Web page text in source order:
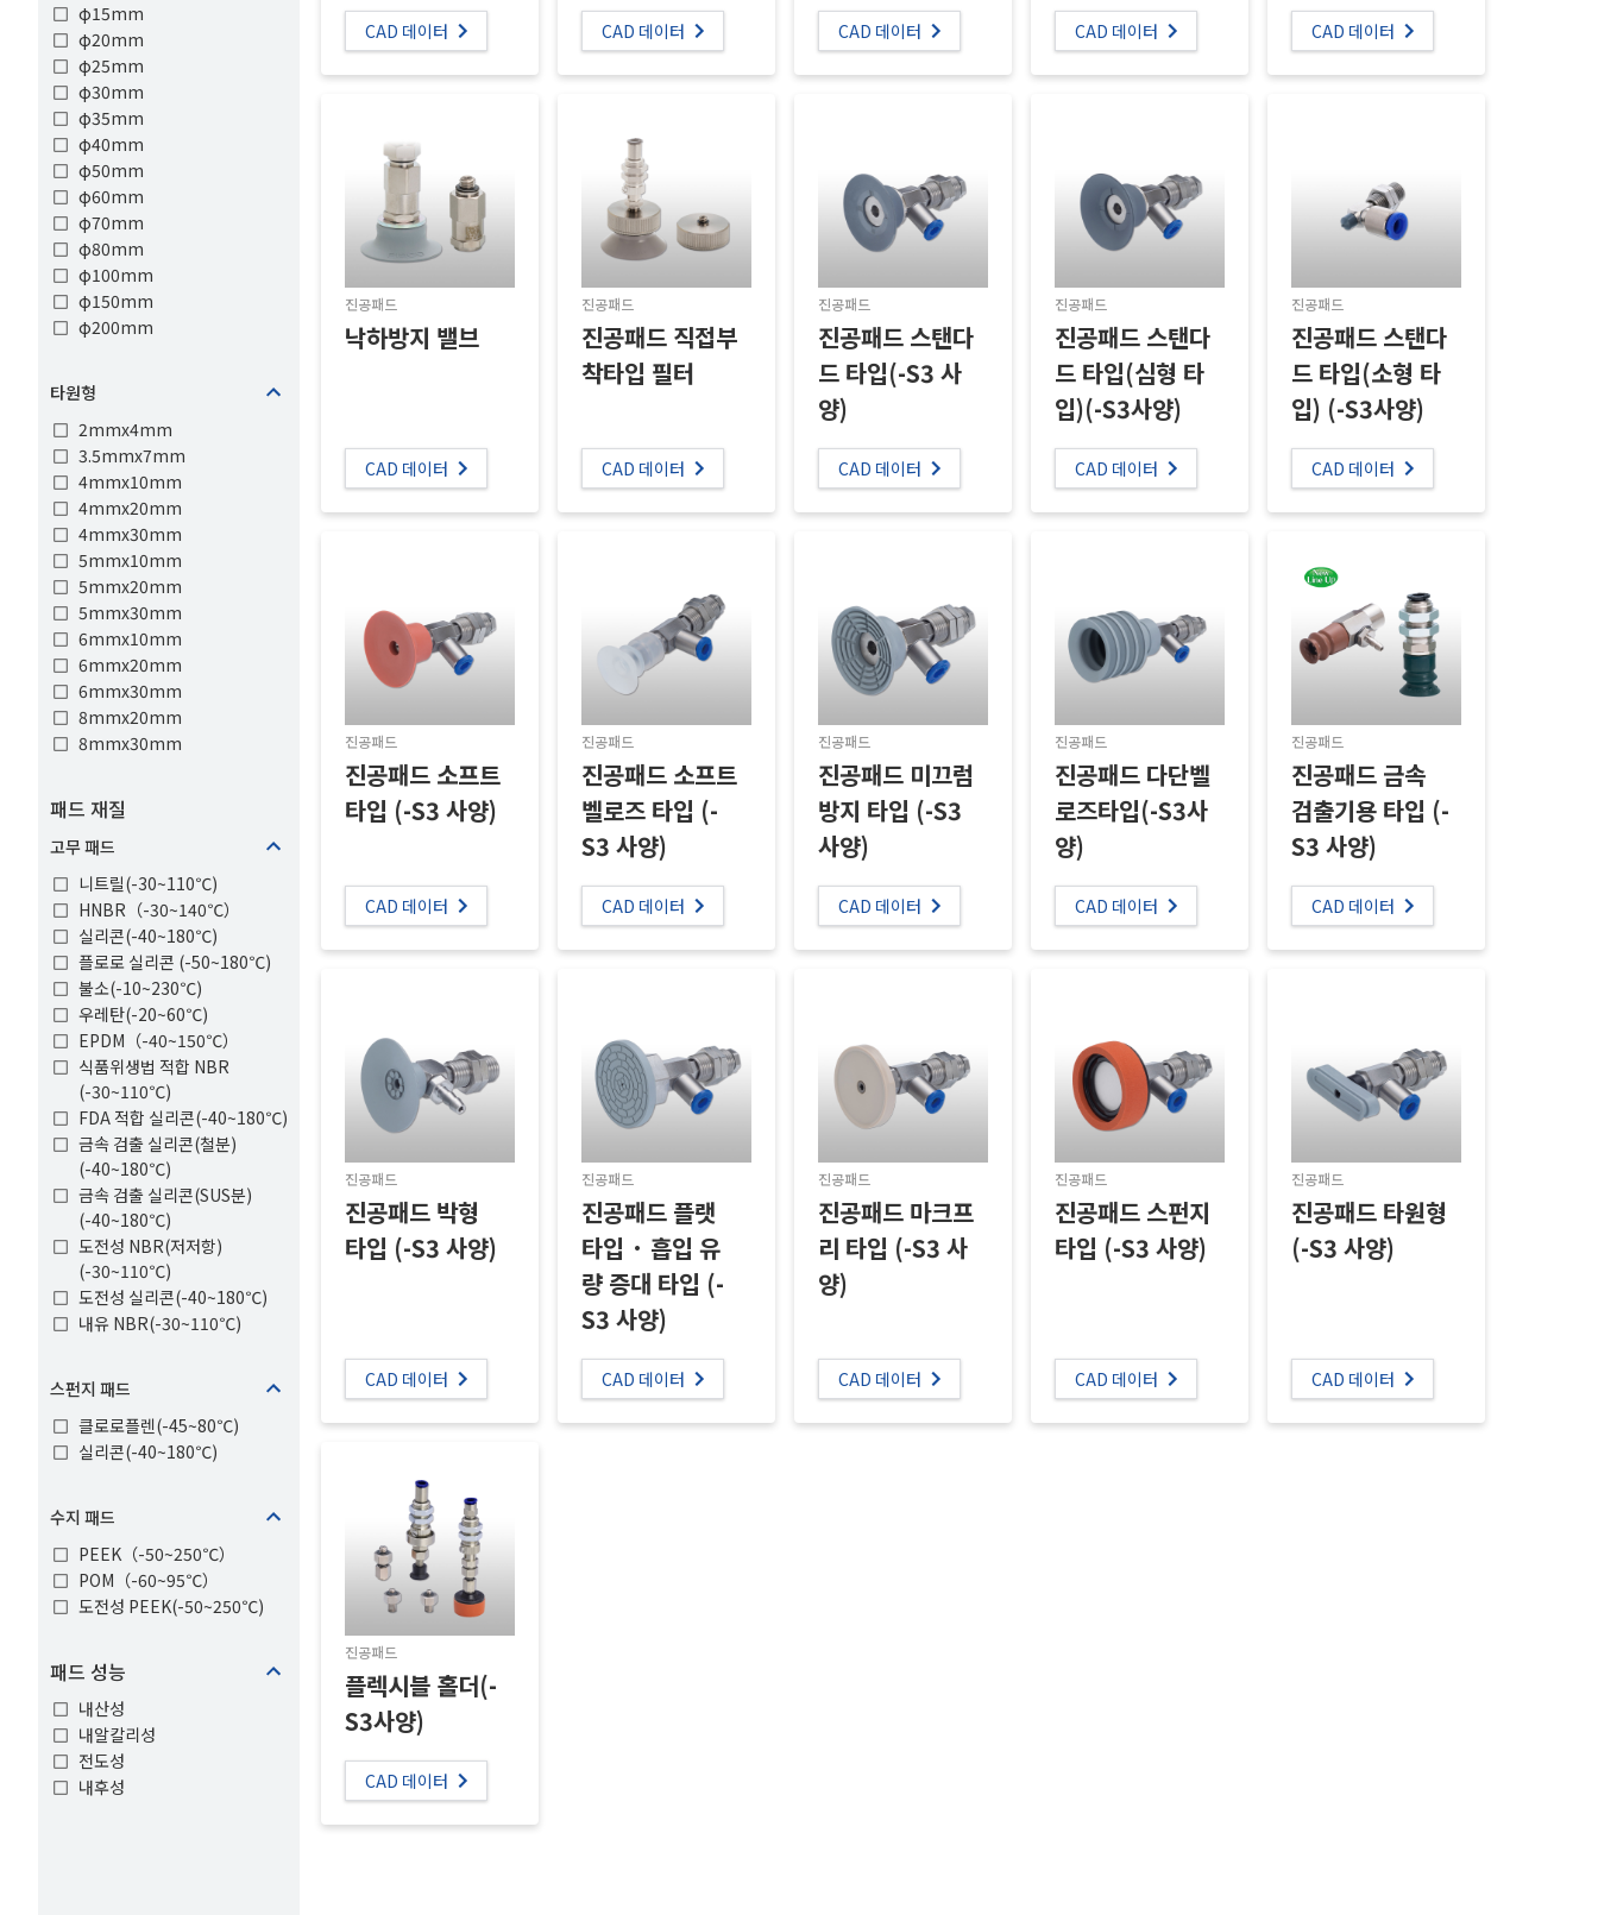
φ15mm
φ20mm
φ25mm
φ30mm
φ35mm
φ40mm
φ50mm
φ60mm
φ70mm
φ80mm
φ100mm
φ150mm
φ200mm
타원형
2mmx4mm
3.5mmx7mm
4mmx10mm
4mmx20mm
4mmx30mm
5mmx10mm
5mmx20mm
5mmx30mm
6mmx10mm
6mmx20mm
6mmx30mm
8mmx20mm
8mmx30mm
패드 재질
고무 패드
니트릴(-30~110℃)
HNBR（-30~140℃）
실리콘(-40~180℃)
플로로 실리콘 (-50~180℃)
불소(-10~230℃)
우레탄(-20~60℃)
EPDM（-40~150℃）
식품위생법 적합 NBR
(-30~110℃)
FDA 적합 실리콘(-40~180℃)
금속 검출 실리콘(철분)
(-40~180℃)
금속 검출 실리콘(SUS분)
(-40~180℃)
도전성 NBR(저저항)
(-30~110℃)
도전성 실리콘(-40~180℃)
내유 NBR(-30~110℃)
스펀지 패드
클로로플렌(-45~80℃)
실리콘(-40~180℃)
수지 패드
PEEK（-50~250℃）
POM（-60~95℃）
도전성 PEEK(-50~250℃)
패드 성능
내산성
내알칼리성
전도성
내후성
CAD 데이터 CAD 데이터 CAD 데이터 CAD 데이터 CAD 데이터
진공패드
낙하방지 밸브
CAD 데이터
진공패드
진공패드 직접부
착타입 필터
CAD 데이터
진공패드
진공패드 스탠다
드 타입(-S3 사
양)
CAD 데이터
진공패드
진공패드 스탠다
드 타입(심형 타
입)(-S3사양)
CAD 데이터
진공패드
진공패드 스탠다
드 타입(소형 타
입) (-S3사양)
CAD 데이터
진공패드
진공패드 소프트
타입 (-S3 사양)
CAD 데이터
진공패드
진공패드 소프트
벨로즈 타입 (-
S3 사양)
CAD 데이터
진공패드
진공패드 미끄럼
방지 타입 (-S3
사양)
CAD 데이터
진공패드
진공패드 다단벨
로즈타입(-S3사
양)
CAD 데이터
진공패드
진공패드 금속
검출기용 타입 (-
S3 사양)
CAD 데이터
진공패드
진공패드 박형
타입 (-S3 사양)
CAD 데이터
진공패드
진공패드 플랫
타입 · 흡입 유
량 증대 타입 (-
S3 사양)
CAD 데이터
진공패드
진공패드 마크프
리 타입 (-S3 사
양)
CAD 데이터
진공패드
진공패드 스펀지
타입 (-S3 사양)
CAD 데이터
진공패드
진공패드 타원형
(-S3 사양)
CAD 데이터
진공패드
플렉시블 홀더(-
S3사양)
CAD 데이터